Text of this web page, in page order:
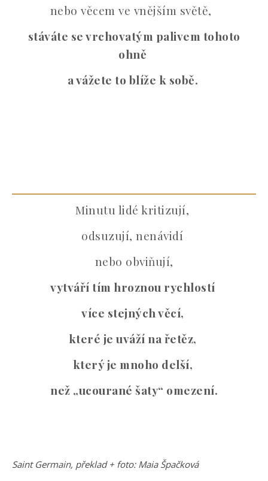
nebo věcem ve vnějším světě,
stáváte se vrchovatým palivem tohoto
ohně
a vážete to blíže k sobě.
Minutu lidé kritizují,
odsuzují, nenávidí
nebo obviňují,
vytváří tím hroznou rychlostí
více stejných věcí,
které je uváží na řetěz,
který je mnoho delší,
než „ucourané šaty“ omezení.
Saint Germain, překlad + foto: Maia Špačková